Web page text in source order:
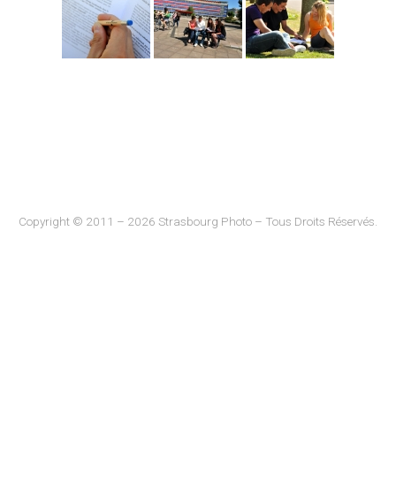
Copyright © 2011 – 2026 Strasbourg Photo – Tous Droits Réservés.